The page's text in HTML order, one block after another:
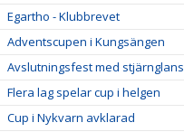
Egartho - Klubbrevet
Adventscupen i Kungsängen
Avslutningsfest med stjärnglans
Flera lag spelar cup i helgen
Cup i Nykvarn avklarad